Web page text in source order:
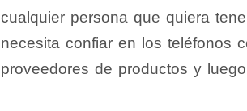
cualquier persona que quiera
necesita confiar en los teléfonos
proveedores de productos y